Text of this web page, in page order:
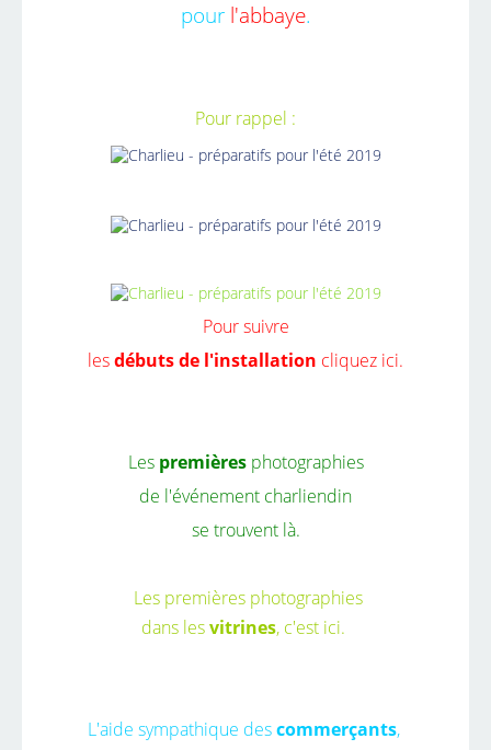
pourl'abbaye.
Pour rappel :
Pour suivre
lesdébuts de l'installation cliquez ici.
Les premièresphotographies
de l'événement charliendin
se trouvent là.
Les premières photographies
dans lesvitrines, c'est ici.
L'aide sympathique descommerçants,